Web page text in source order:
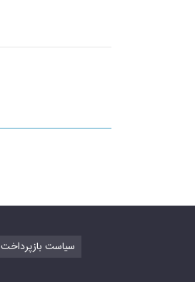
Refund Policy سیاست بازپرداخت